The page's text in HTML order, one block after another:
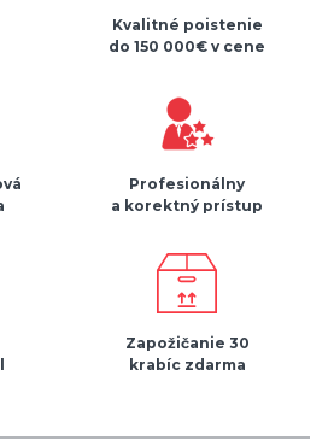
Kvalitné poistenie
do 150 000€ v cene
Profesionálny
a korektný prístup
Zapožičanie 30
krabíc zdarma